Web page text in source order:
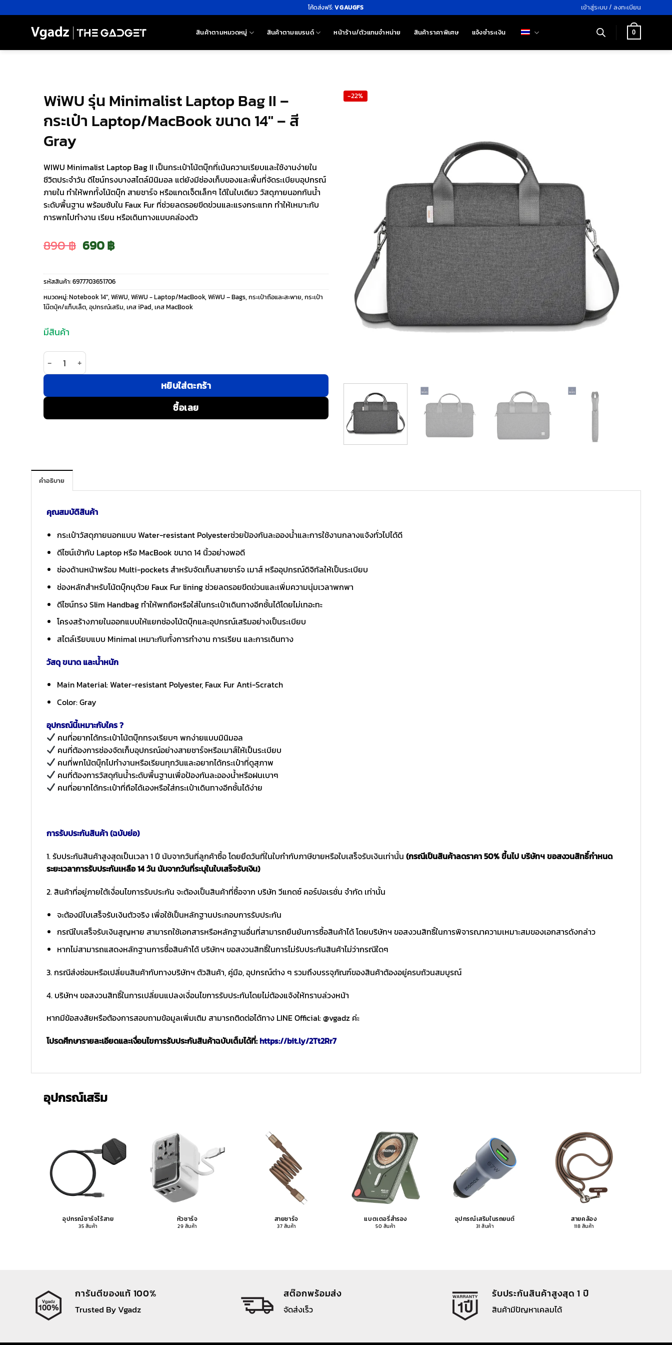
ไป
โค้ดส่งฟรี:VGAUGFS เข้าสู่ระบบ / ลงทะเบียน
สินค้าตามหมวดหมู่ สินค้าตามแบรนด์ หน้าร้าน/ตัวแทนจำหน่าย สินค้าราคาพิเศษ แจ้งชำระเงิน 0
WiWU รุ่น Minimalist Laptop Bag II –
กระเป๋า Laptop/MacBook ขนาด 14″ – สี
Gray
WIWU Minimalist Laptop Bag II เป็นกระเป๋าโน้ตบุ๊กที่เน้นความเรียบและใช้งานง่ายใน
ชีวิตประจำวัน ดีไซน์ทรงบางสไตล์มินิมอล แต่ยังมีช่องเก็บของและพื้นที่จัดระเบียบอุปกรณ์
ภายใน ทำให้พกทั้งโน้ตบุ๊ก สายชาร์จ หรือแกดเจ็ตเล็กๆ ได้ในใบเดียว วัสดุภายนอกกันน้ำ
ระดับพื้นฐาน พร้อมซับใน Faux Fur ที่ช่วยลดรอยขีดข่วนและแรงกระแทก ทำให้เหมาะกับ
การพกไปทำงาน เรียน หรือเดินทางแบบคล่องตัว
890฿ Original
price
was:
890 ฿.
690฿Current
price
is:
รหัสสินค้า:6977703651706
หมวดหมู่:Notebook 14", WiWU, WiWU - Laptop/MacBook, WiWU – Bags, กระเป๋าถือและสะพาย, กระเป๋า
โน๊ตบุ้ค/แท็บเล็ต, อุปกรณ์เสริม, เคส iPad, เคส MacBook
มีสินค้า
จำนวน WiWU รุ่น Minimalist Laptop Bag II - กระเป๋า Laptop/MacBook ขนาด 14" - สี Gray ชิ้น
หยิบใส่ตะกร้า
ซื้อเลย
-22%
คำอธิบาย
คุณสมบัติสินค้า
กระเป๋าวัสดุภายนอกแบบ Water-resistant Polyesterช่วยป้องกันละอองน้ำและการใช้งานกลางแจ้งทั่วไปได้ดี
ดีไซน์เข้ากับ Laptop หรือ MacBook ขนาด 14 นิ้วอย่างพอดี
ช่องด้านหน้าพร้อม Multi-pockets สำหรับจัดเก็บสายชาร์จ เมาส์ หรืออุปกรณ์ดิจิทัลให้เป็นระเบียบ
ช่องหลักสำหรับโน้ตบุ๊กบุด้วย Faux Fur lining ช่วยลดรอยขีดข่วนและเพิ่มความนุ่มเวลาพกพา
ดีไซน์ทรง Slim Handbag ทำให้พกถือหรือใส่ในกระเป๋าเดินทางอีกชั้นได้โดยไม่เทอะทะ
โครงสร้างภายในออกแบบให้แยกช่องโน้ตบุ๊กและอุปกรณ์เสริมอย่างเป็นระเบียบ
สไตล์เรียบแบบ Minimal เหมาะกับทั้งการทำงาน การเรียน และการเดินทาง
วัสดุ ขนาด และน้ำหนัก
Main Material: Water-resistant Polyester, Faux Fur Anti-Scratch
Color: Gray
อุปกรณ์นี้เหมาะกับใคร ?
คนที่อยากได้กระเป๋าโน้ตบุ๊กทรงเรียบๆ พกง่ายแบบมินิมอล
คนที่ต้องการช่องจัดเก็บอุปกรณ์อย่างสายชาร์จหรือเมาส์ให้เป็นระเบียบ
คนที่พกโน้ตบุ๊กไปทำงานหรือเรียนทุกวันและอยากได้กระเป๋าที่ดูสุภาพ
คนที่ต้องการวัสดุกันน้ำระดับพื้นฐานเพื่อป้องกันละอองน้ำหรือฝนเบาๆ
คนที่อยากได้กระเป๋าที่ถือได้เองหรือใส่กระเป๋าเดินทางอีกชั้นได้ง่าย
การรับประกันสินค้า (ฉบับย่อ)
1. รับประกันสินค้าสูงสุดเป็นเวลา 1 ปี นับจากวันที่ลูกค้าซื้อ โดยยึดวันที่ในใบกำกับภาษีขายหรือใบเสร็จรับเงินเท่านั้น (กรณีเป็นสินค้าลดราคา 50% ขึ้นไป บริษัทฯ ขอสงวนสิทธิ์กำหนด
ระยะเวลาการรับประกันเหลือ 14 วัน นับจากวันที่ระบุในใบเสร็จรับเงิน)
2. สินค้าที่อยู่ภายใต้เงื่อนไขการรับประกัน จะต้องเป็นสินค้าที่ซื้อจาก บริษัท วีแกดซ์ คอร์ปอเรชั่น จำกัด เท่านั้น
จะต้องมีใบเสร็จรับเงินตัวจริง เพื่อใช้เป็นหลักฐานประกอบการรับประกัน
กรณีใบเสร็จรับเงินสูญหาย สามารถใช้เอกสารหรือหลักฐานอื่นที่สามารถยืนยันการซื้อสินค้าได้ โดยบริษัทฯ ขอสงวนสิทธิ์ในการพิจารณาความเหมาะสมของเอกสารดังกล่าว
หากไม่สามารถแสดงหลักฐานการซื้อสินค้าได้ บริษัทฯ ขอสงวนสิทธิ์ในการไม่รับประกันสินค้าไม่ว่ากรณีใดๆ
3. กรณีส่งซ่อมหรือเปลี่ยนสินค้ากับทางบริษัทฯ ตัวสินค้า, คู่มือ, อุปกรณ์ต่าง ๆ รวมถึงบรรจุภัณฑ์ของสินค้าต้องอยู่ครบถ้วนสมบูรณ์
4. บริษัทฯ ขอสงวนสิทธิ์ในการเปลี่ยนแปลงเงื่อนไขการรับประกันโดยไม่ต้องแจ้งให้ทราบล่วงหน้า
หากมีข้อสงสัยหรือต้องการสอบถามข้อมูลเพิ่มเติม สามารถติดต่อได้ทาง LINE Official: @vgadz ค่ะ
โปรดศึกษารายละเอียดและเงื่อนไขการรับประกันสินค้าฉบับเต็มได้ที่:https://bit.ly/2Tt2Rr7
อุปกรณ์เสริม
อุปกรณ์ชาร์จไร้สาย
35 สินค้า
หัวชาร์จ
29 สินค้า
สายชาร์จ
37 สินค้า
แบตเตอรี่สำรอง
50 สินค้า
อุปกรณ์เสริมในรถยนต์
31 สินค้า
สายคล้อง
118 สินค้า
การันตีของแท้ 100%
Trusted By Vgadz
สต๊อกพร้อมส่ง
จัดส่งเร็ว
รับประกันสินค้าสูงสุด 1 ปี
สินค้ามีปัญหาเคลมได้